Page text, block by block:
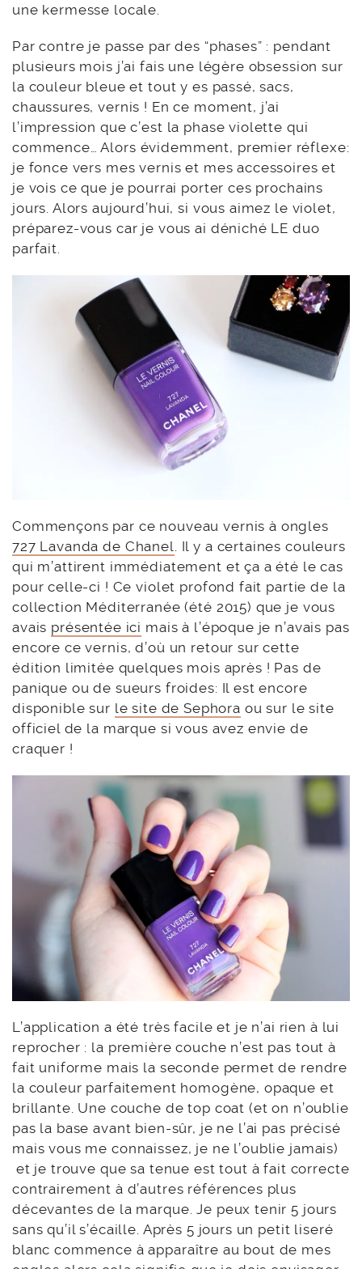
une kermesse locale.
Par contre je passe par des “phases” : pendant
plusieurs mois j’ai fais une légère obsession sur
la couleur bleue et tout y es passé, sacs,
chaussures, vernis ! En ce moment, j’ai
l’impression que c’est la phase violette qui
commence… Alors évidemment, premier réflexe:
je fonce vers mes vernis et mes accessoires et
je vois ce que je pourrai porter ces prochains
jours. Alors aujourd’hui, si vous aimez le violet,
préparez-vous car je vous ai déniché LE duo
parfait.
Commençons par ce nouveau vernis à ongles
727 Lavanda de Chanel. Il y a certaines couleurs
qui m’attirent immédiatement et ça a été le cas
pour celle-ci ! Ce violet profond fait partie de la
collection Méditerranée (été 2015) que je vous
avais présentée ici mais à l’époque je n’avais pas
encore ce vernis, d’où un retour sur cette
édition limitée quelques mois après ! Pas de
panique ou de sueurs froides: Il est encore
disponible sur le site de Sephora ou sur le site
officiel de la marque si vous avez envie de
craquer !
L’application a été très facile et je n’ai rien à lui
reprocher : la première couche n’est pas tout à
fait uniforme mais la seconde permet de rendre
la couleur parfaitement homogène, opaque et
brillante. Une couche de top coat (et on n’oublie
pas la base avant bien-sûr, je ne l’ai pas précisé
mais vous me connaissez, je ne l’oublie jamais)
et je trouve que sa tenue est tout à fait correcte
contrairement à d’autres références plus
décevantes de la marque. Je peux tenir 5 jours
sans qu’il s’écaille. Après 5 jours un petit liseré
blanc commence à apparaître au bout de mes